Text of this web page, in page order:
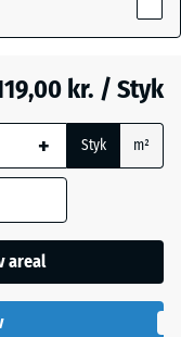
kr. / Styk
+ Styk m²
areal